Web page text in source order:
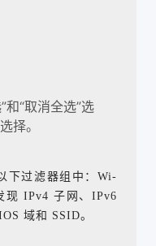
“取消全选”选
择。
下过滤器组中：Wi-
现 IPv4 子网、IPv6
域和 SSID。